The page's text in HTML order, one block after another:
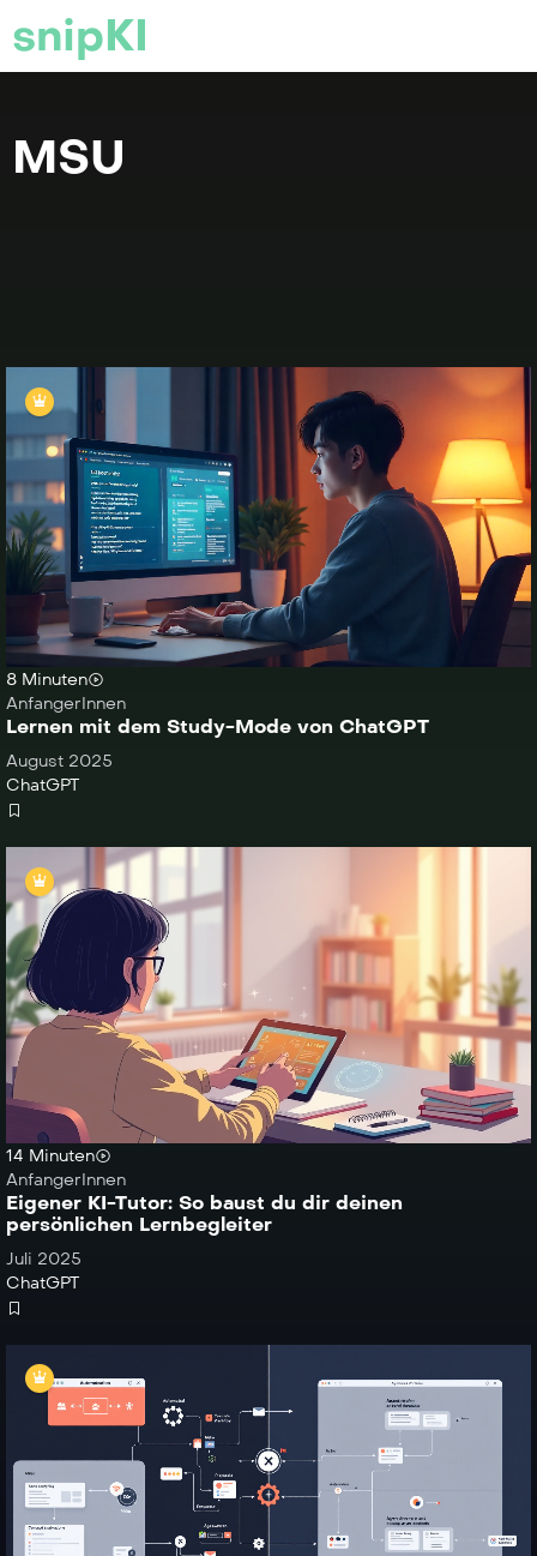
snipKI
MSU
8 Minuten
AnfangerInnen
Lernen mit dem Study-Mode von ChatGPT
August 2025
ChatGPT
14 Minuten
AnfangerInnen
Eigener KI-Tutor: So baust du dir deinen
persönlichen Lernbegleiter
Juli 2025
ChatGPT